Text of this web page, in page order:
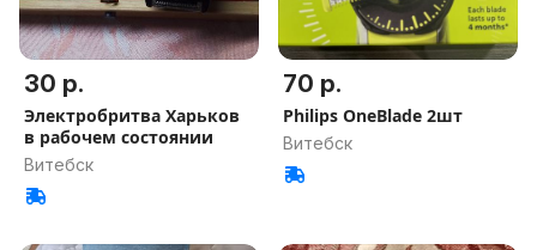
30 р.
Электробритва Харьков
в рабочем состоянии
Витебск
70 р.
Philips OneBlade 2шт
Витебск